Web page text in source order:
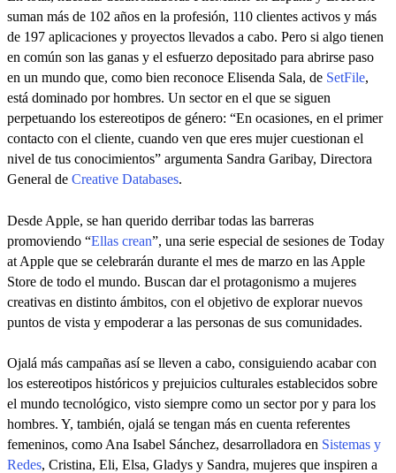
suman más de 102 años en la profesión, 110 clientes activos y más
de 197 aplicaciones y proyectos llevados a cabo. Pero si algo tienen
en común son las ganas y el esfuerzo depositado para abrirse paso
en un mundo que, como bien reconoce Elisenda Sala, de SetFile,
está dominado por hombres. Un sector en el que se siguen
perpetuando los estereotipos de género: “En ocasiones, en el primer
contacto con el cliente, cuando ven que eres mujer cuestionan el
nivel de tus conocimientos” argumenta Sandra Garibay, Directora
General de Creative Databases.
Desde Apple, se han querido derribar todas las barreras
promoviendo “Ellas crean”, una serie especial de sesiones de Today
at Apple que se celebrarán durante el mes de marzo en las Apple
Store de todo el mundo. Buscan dar el protagonismo a mujeres
creativas en distinto ámbitos, con el objetivo de explorar nuevos
puntos de vista y empoderar a las personas de sus comunidades.
Ojalá más campañas así se lleven a cabo, consiguiendo acabar con
los estereotipos históricos y prejuicios culturales establecidos sobre
el mundo tecnológico, visto siempre como un sector por y para los
hombres. Y, también, ojalá se tengan más en cuenta referentes
femeninos, como Ana Isabel Sánchez, desarrolladora en Sistemas y
Redes, Cristina, Eli, Elsa, Gladys y Sandra, mujeres que inspiren a